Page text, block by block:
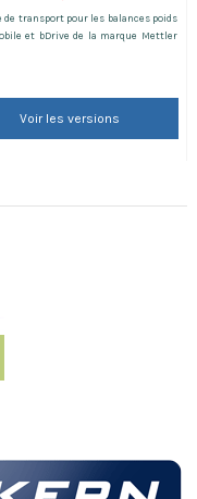
de transport pour les balances poids
et bDrive de la marque Mettler
Voir les versions